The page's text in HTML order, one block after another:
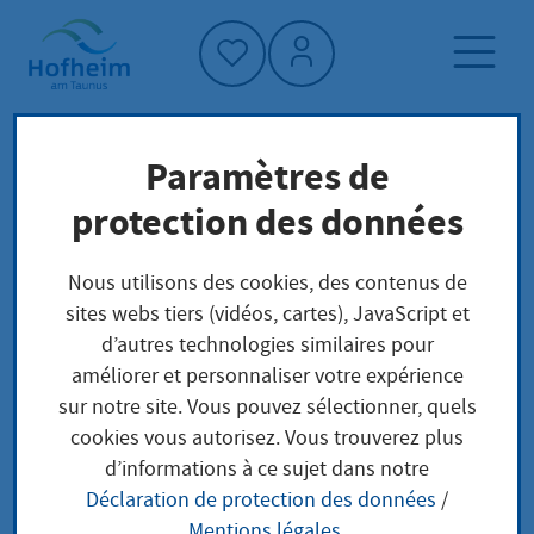
Accueil"
Page d'accueil
Trouver un service
Préoccupations locales
Erlaubnis für die Organisation oder
Durchführung einer
Prostitutionsveranstaltung beantragen
Erlaubnis für die
Organisation oder
Paramètres de
protection des données
Nous utilisons des cookies, des contenus de
sites webs tiers (vidéos, cartes), JavaScript et
d’autres technologies similaires pour
améliorer et personnaliser votre expérience
sur notre site. Vous pouvez sélectionner, quels
cookies vous autorisez. Vous trouverez plus
d’informations à ce sujet dans notre
Déclaration de protection des données /